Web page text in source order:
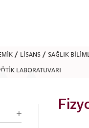
LİSANS SAĞLIK
LABORATUVARI